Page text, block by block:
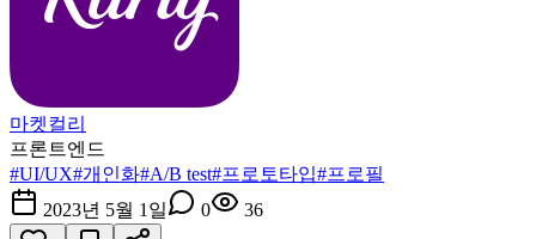
마켓컬리
프론트엔드
#UI/UX#개인화#A/B test#프로토타입#프로필
2023년 5월 1일
0 36